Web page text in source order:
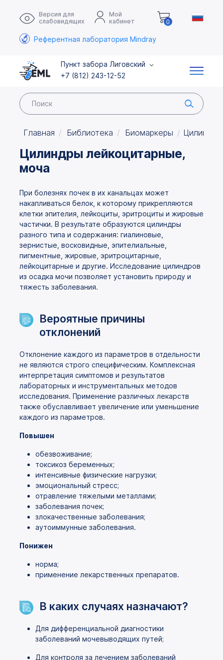
Версия для
слабовидящих
Мой
кабинет
0
Референтная лаборатория Mindray
Пункт забора Лиговский
+7 (812) 243-12-52
Главная Библиотека Биомаркеры
Цилиндры лейкоцитарные,
моча
При болезнях почек в их канальцах может
накапливаться белок, к которому прикрепляются
клетки эпителия, лейкоциты, эритроциты и жировые
частички. В результате образуются цилиндры
разного типа и содержания: гиалиновые,
зернистые, восковидные, эпителиальные,
пигментные, жировые, эритроцитарные,
лейкоцитарные и другие. Исследование цилиндров
из осадка мочи позволяет установить природу и
тяжесть заболевания.
Вероятные причины
отклонений
Отклонение каждого из параметров в отдельности
не являются строго специфическим. Комплексная
интерпретация симптомов и результатов
лабораторных и инструментальных методов
исследования. Применение различных лекарств
также обуславливает увеличение или уменьшение
каждого из параметров.
Повышен
обезвоживание;
токсикоз беременных;
интенсивные физические нагрузки;
эмоциональный стресс;
отравление тяжелыми металлами;
заболевания почек;
злокачественные заболевания;
аутоиммунные заболевания.
Понижен
норма;
применение лекарственных препаратов.
В каких случаях назначают?
Для дифференциальной диагностики
заболеваний мочевыводящих путей;
Для контроля за лечением заболеваний